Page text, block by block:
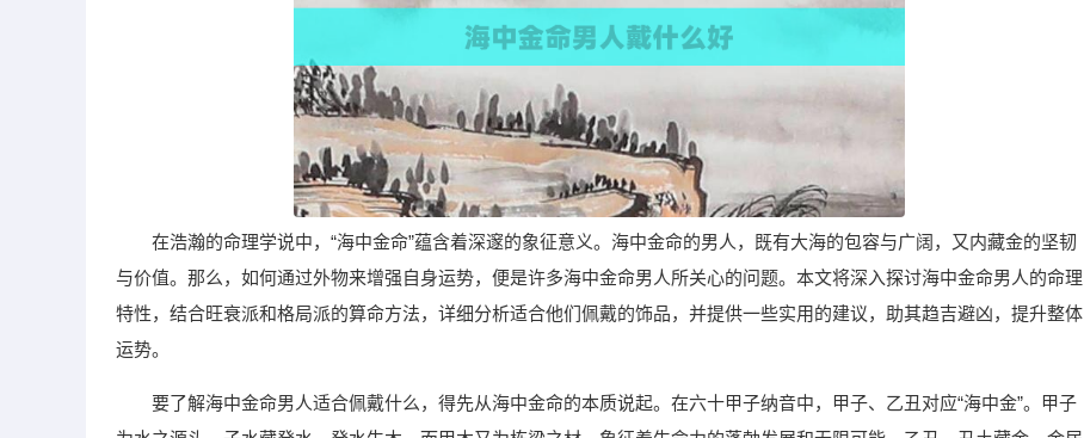
在浩瀚的命理学说中，“海中金命”蕴含着深邃的象征意义。海中金命的男人，既有大海的包容与广阔，又内藏金的坚韧
与价值。那么，如何通过外物来增强自身运势，便是许多海中金命男人所关心的问题。本文将深入探讨海中金命男人的命理
特性，结合旺衰派和格局派的算命方法，详细分析适合他们佩戴的饰品，并提供一些实用的建议，助其趋吉避凶，提升整体
运势。
要了解海中金命男人适合佩戴什么，得先从海中金命的本质说起。在六十甲子纳音中，甲子、乙丑对应“海中金”。甲子